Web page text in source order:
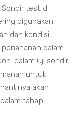
test di
digunakan
dan kondisi-
dalam
dalam uji sondir
untuk
akan
tahap